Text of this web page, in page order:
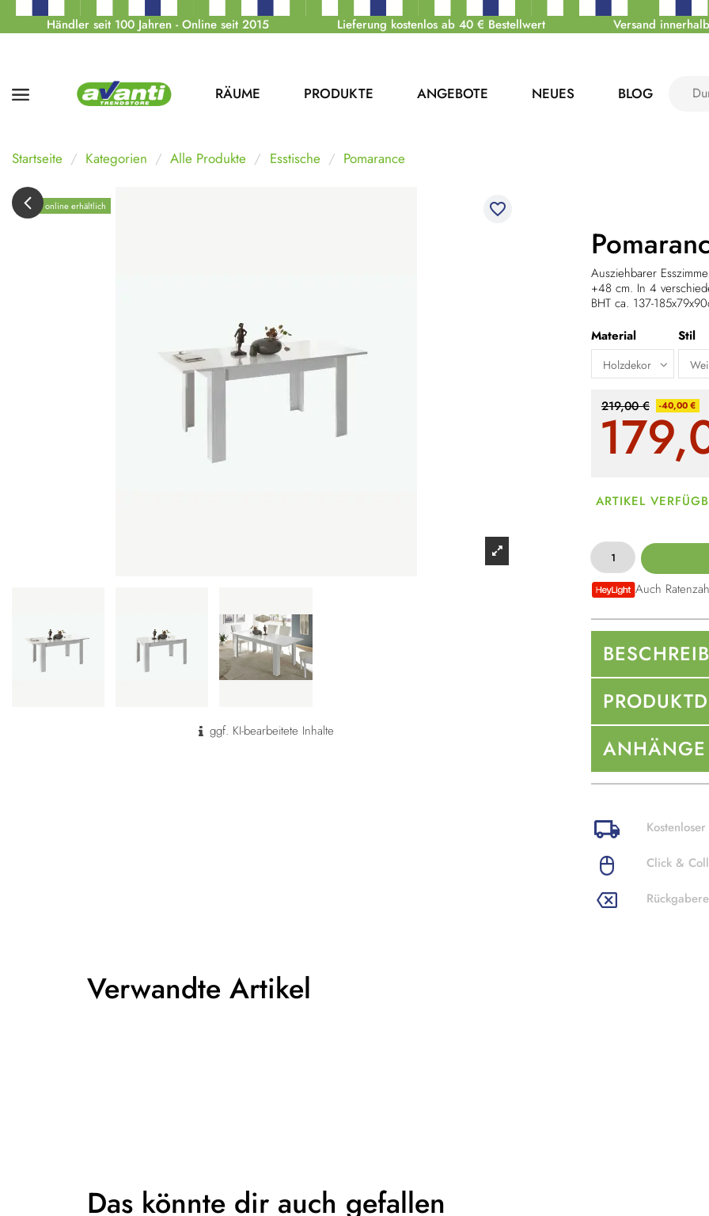
Händler seit 100 Jahren - Online seit 2015 Lieferung kostenlos ab 40 € Bestellwert Versand
RÄUME PRODUKTE ANGEBOTE NEUES BLOG
Startseite Kategorien Alle Produkte Esstische Pomarance
Nur online erhältlich favorite_border
ggf. KI-bearbeitete Inhalte
Ausziehbarer
+48 cm. In 4
BHT ca. 137-
Material
Stil
219,00 € -40,00 €
ARTIKEL
Auch
ANHÄNGE
Click &
Verwandte Artikel
Das könnte dir auch gefallen